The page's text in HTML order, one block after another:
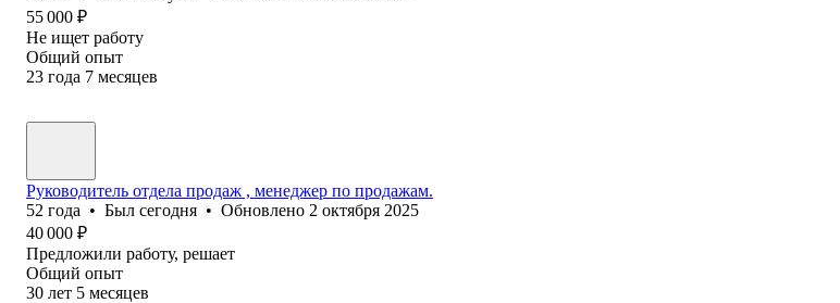
55 000 ₽
Не ищет работу
Общий опыт
23 года 7 месяцев
Руководитель отдела продаж , менеджер по продажам.
52 года • Был сегодня • Обновлено 2 октября 2025
40 000 ₽
Предложили работу, решает
Общий опыт
30 лет 5 месяцев